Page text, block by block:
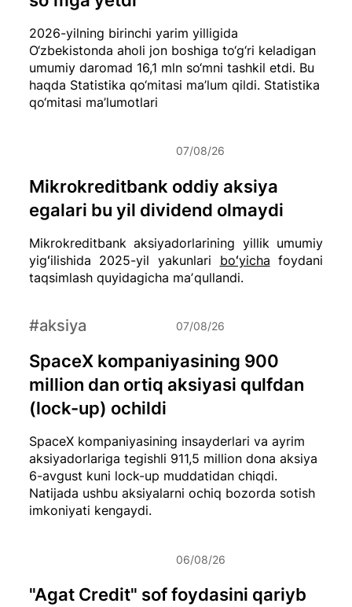
2026-yilning birinchi yarim yilligida
O‘zbekistonda aholi jon boshiga to‘g‘ri keladigan
umumiy daromad 16,1 mln so‘mni tashkil etdi. Bu
haqda Statistika qo‘mitasi ma’lum qildi. Statistika
qo‘mitasi ma’lumotlari
Mikrokreditbank aksiyadorlarining yillik umumiy
yigʻilishida 2025-yil yakunlari boʻyicha foydani
taqsimlash quyidagicha maʼqullandi.
Mikrokreditbank oddiy aksiya
egalari bu yil dividend olmaydi
07/08/26
SpaceX kompaniyasining insayderlari va ayrim
aksiyadorlariga tegishli 911,5 million dona aksiya
6-avgust kuni lock-up muddatidan chiqdi.
Natijada ushbu aksiyalarni ochiq bozorda sotish
imkoniyati kengaydi.
SpaceX kompaniyasining 900
million dan ortiq aksiyasi qulfdan
(lock-up) ochildi
#aksiya 07/08/26
"Agat Credit" sof foydasini qariyb
06/08/26